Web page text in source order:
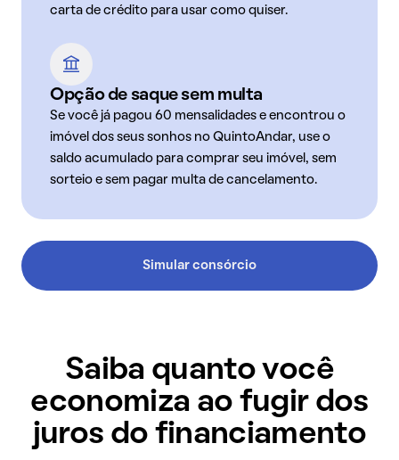
carta de crédito para usar como quiser.
Opção de saque sem multa
Se você já pagou 60 mensalidades e encontrou o
imóvel dos seus sonhos no QuintoAndar, use o
saldo acumulado para comprar seu imóvel, sem
sorteio e sem pagar multa de cancelamento.
Simular consórcio
Saiba quanto você
economiza ao fugir dos
juros do financiamento